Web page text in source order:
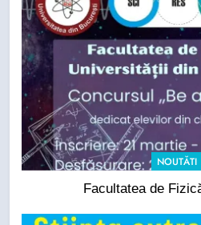
NOUTĂTI
Facultatea de